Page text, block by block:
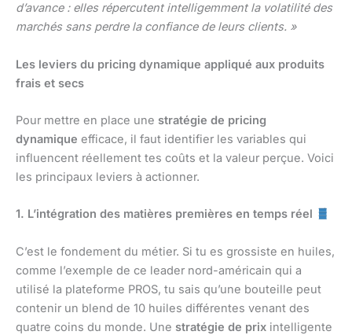
d’avance : elles répercutent intelligemment la volatilité des
marchés sans perdre la confiance de leurs clients. »
Les leviers du pricing dynamique appliqué aux produits
frais et secs
Pour mettre en place une stratégie de pricing
dynamique efficace, il faut identifier les variables qui
influencent réellement tes coûts et la valeur perçue. Voici
les principaux leviers à actionner.
1. L’intégration des matières premières en temps réel
C’est le fondement du métier. Si tu es grossiste en huiles,
comme l’exemple de ce leader nord-américain qui a
utilisé la plateforme PROS, tu sais qu’une bouteille peut
contenir un blend de 10 huiles différentes venant des
quatre coins du monde. Une stratégie de prix intelligente